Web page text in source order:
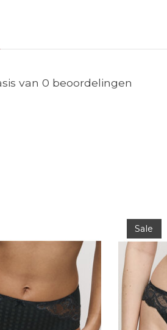
van 0 beoordelingen
Sale